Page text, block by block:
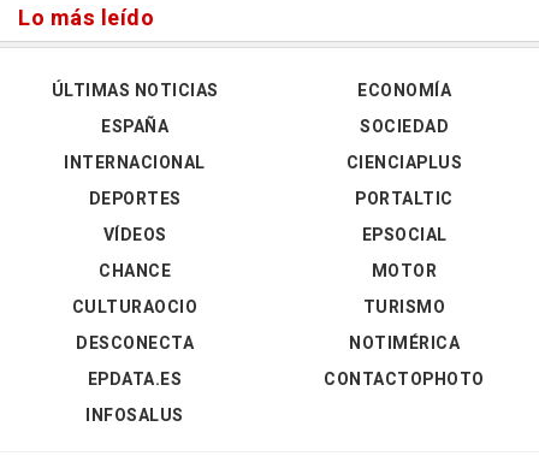
Lo más leído
ÚLTIMAS NOTICIAS
ESPAÑA
INTERNACIONAL
DEPORTES
VÍDEOS
ECONOMÍA
SOCIEDAD
CIENCIAPLUS
PORTALTIC
EPSOCIAL
CHANCE
CULTURAOCIO
DESCONECTA
EPDATA.ES
INFOSALUS
MOTOR
TURISMO
NOTIMÉRICA
CONTACTOPHOTO